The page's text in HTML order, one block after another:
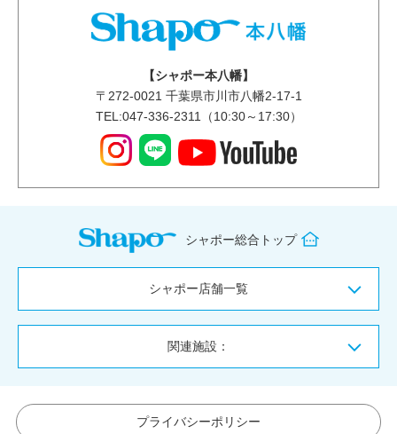
【シャポー本八幡】
〒 272-0021 千葉県市川市八幡2-17-1
TEL:047-336-2311（10:30～17:30）
シャポー総合トップ
シャポー店舗一覧
関連施設：
プライバシーポリシー